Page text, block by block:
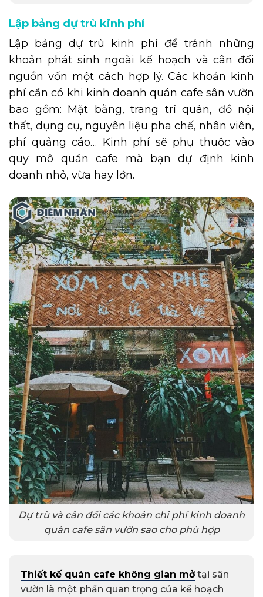
Lập bảng dự trù kinh phí
Lập bảng dự trù kinh phí để tránh những
khoản phát sinh ngoài kế hoạch và cân đối
nguồn vốn một cách hợp lý. Các khoản kinh
phí cần có khi kinh doanh quán cafe sân vườn
bao gồm: Mặt bằng, trang trí quán, đồ nội
thất, dụng cụ, nguyên liệu pha chế, nhân viên,
phí quảng cáo… Kinh phí sẽ phụ thuộc vào
quy mô quán cafe mà bạn dự định kinh
doanh nhỏ, vừa hay lớn.
Dự trù và cân đối các khoản chi phí kinh doanh
quán cafe sân vườn sao cho phù hợp
Thiết kế quán cafe không gian mở tại sân
vườn là một phần quan trọng của kế hoạch